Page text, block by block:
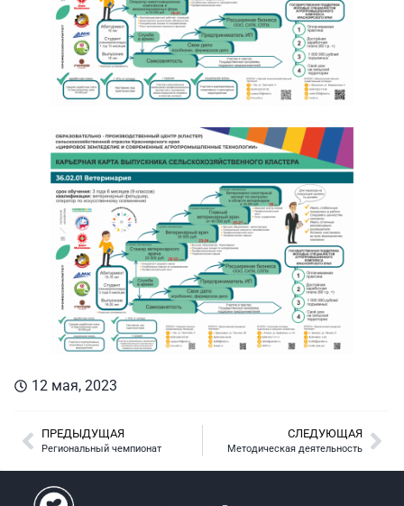
12 мая, 2023
ПРЕДЫДУЩАЯ
Региональный чемпионат
СЛЕДУЮЩАЯ
Методическая деятельность